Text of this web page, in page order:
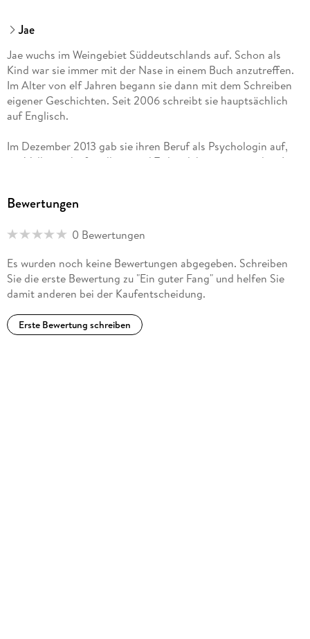
Jae
Jae wuchs im Weingebiet Süddeutschlands auf. Schon als
Kind war sie immer mit der Nase in einem Buch anzutreffen.
Im Alter von elf Jahren begann sie dann mit dem Schreiben
eigener Geschichten. Seit 2006 schreibt sie hauptsächlich
auf Englisch.
Im Dezember 2013 gab sie ihren Beruf als Psychologin auf,
um Vollzeitschriftstellerin und Teilzeitlektorin zu werden. In
Krimiserien.
Bewertungen
0 Bewertungen
Es wurden noch keine Bewertungen abgegeben. Schreiben
Sie die erste Bewertung zu "Ein guter Fang" und helfen Sie
damit anderen bei der Kaufentscheidung.
Erste Bewertung schreiben